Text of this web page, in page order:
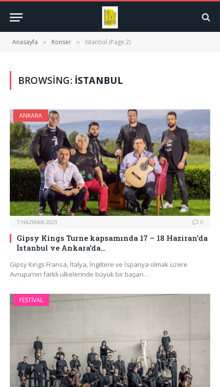
Anasayfa » Konser » İstanbul (Page 2)
BROWSING: İSTANBUL
ANKARA
7 HAZIRAN 2023 0
Gipsy Kings Turne kapsamında 17 – 18 Haziran’da
İstanbul ve Ankara’da…
Gipsy Kings Fransa, İtalya, İngiltere ve İspanya olmak üzere
Avrupa’nın farklı ülkelerinde büyük bir başarı…
FESTIVAL